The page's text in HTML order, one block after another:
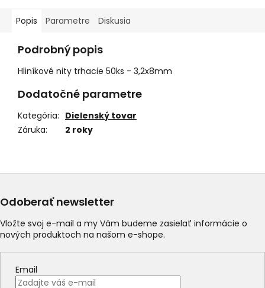
Popis Parametre Diskusia
Podrobný popis
Hliníkové nity trhacie 50ks - 3,2x8mm
Dodatočné parametre
Kategória: Dielenský tovar
Záruka: 2 roky
Odoberať newsletter
Vložte svoj e-mail a my Vám budeme zasielať informácie o
nových produktoch na našom e-shope.
Email